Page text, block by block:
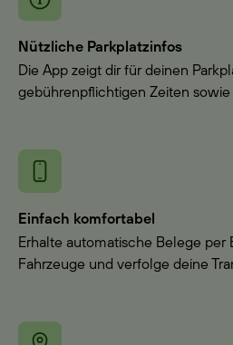
Nützliche Parkplatzinfos
Die App zeigt dir für deinen
gebührenpflichtigen Zeiten
Einfach komfortabel
Erhalte automatische Belege per
Fahrzeuge und verfolge deine